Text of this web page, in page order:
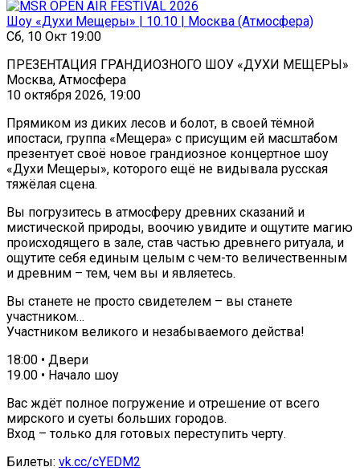
Шоу «Духи Мещеры» | 10.10 | Москва (Атмосфера)
Сб, 10 Окт 19:00
ПРЕЗЕНТАЦИЯ ГРАНДИОЗНОГО ШОУ «ДУХИ МЕЩЕРЫ»
Москва, Атмосфера
10 октября 2026, 19:00
Прямиком из диких лесов и болот, в своей тёмной
ипостаси, группа «Мещера» с присущим ей масштабом
презентует своё новое грандиозное концертное шоу
«Духи Мещеры», которого ещё не видывала русская
тяжёлая сцена.
Вы погрузитесь в атмосферу древних сказаний и
мистической природы, воочию увидите и ощутите магию
происходящего в зале, став частью древнего ритуала, и
ощутите себя единым целым с чем-то величественным
и древним – тем, чем вы и являетесь.
Вы станете не просто свидетелем – вы станете
участником…
Участником великого и незабываемого действа!
18:00 • Двери
19.00 • Начало шоу
Вас ждёт полное погружение и отрешение от всего
мирского и суеты больших городов.
Вход – только для готовых переступить черту.
Билеты: vk.cc/cYEDM2